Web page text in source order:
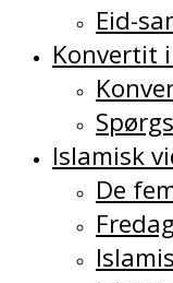
Eid-
Konvertit
Islamisk
De